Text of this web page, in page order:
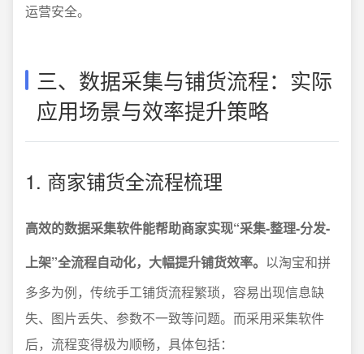
运营安全。
三、数据采集与铺货流程：实际
应用场景与效率提升策略
1. 商家铺货全流程梳理
高效的数据采集软件能帮助商家实现“采集-整理-分发-
上架”全流程自动化，大幅提升铺货效率。 以淘宝和拼
多多为例，传统手工铺货流程繁琐，容易出现信息缺
失、图片丢失、参数不一致等问题。而采用采集软件
后，流程变得极为顺畅，具体包括：